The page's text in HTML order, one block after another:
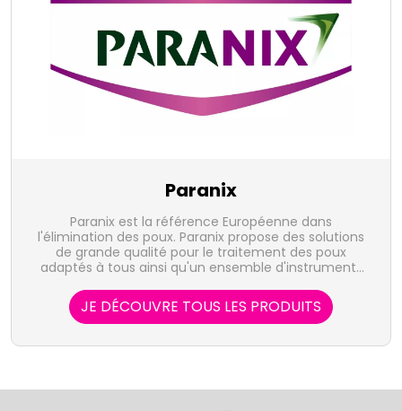
Paranix
Paranix est la référence Européenne dans
l'élimination des poux. Paranix propose des solutions
de grande qualité pour le traitement des poux
adaptés à tous ainsi qu'un ensemble d'instruments
JE DÉCOUVRE TOUS LES PRODUITS